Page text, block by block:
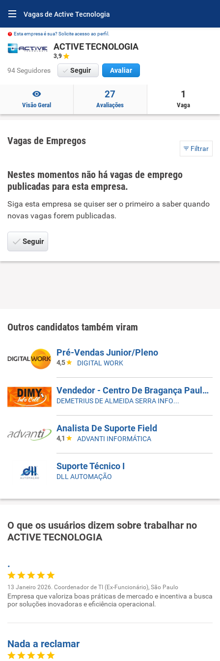
Vagas de Active Tecnologia
Esta empresa é sua? Solicite acesso ao perfil.
ACTIVE TECNOLOGIA
3,9
94 Seguidores Seguir Avaliar
Visão Geral
27
Avaliações
1
Vaga
Vagas de Empregos
Filtrar
Nestes momentos não há vagas de emprego
publicadas para esta empresa.
Siga esta empresa se quiser ser o primeiro a saber quando
novas vagas forem publicadas.
Seguir
Outros candidatos também viram
Pré-Vendas Junior/Pleno
4,5 DIGITAL WORK
Vendedor - Centro De Bragança Paulista
DEMETRIUS DE ALMEIDA SERRA INFORMÁTICA ME
Analista De Suporte Field
4,1 ADVANTI INFORMÁTICA
Suporte Técnico I
DLL AUTOMAÇÃO
O que os usuários dizem sobre trabalhar no
ACTIVE TECNOLOGIA
.
13 Janeiro 2026. Coordenador de TI (Ex-Funcionário), São Paulo
Empresa que valoriza boas práticas de mercado e incentiva a busca
por soluções inovadoras e eficiência operacional.
Nada a reclamar